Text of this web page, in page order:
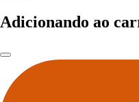
Adicionando ao